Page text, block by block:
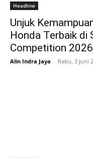
Headline
Unjuk
Honda Terbaik di
Competition 2026
Alin Indra Jaya - Rabu, 3 Juni